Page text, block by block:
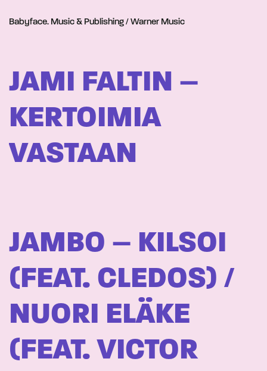
Babyface. Music & Publishing / Warner Music
JAMI FALTIN –
KERTOIMIA
VASTAAN
JAMBO – KILSOI
(FEAT. CLEDOS) /
NUORI ELÄKE
(FEAT. VICTOR